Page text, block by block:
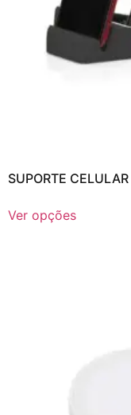
SUPORTE
Ver opções